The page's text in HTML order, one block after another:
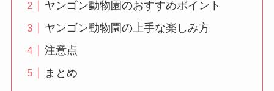
ヤンゴン動物園のおすすめポイント
ヤンゴン動物園の上手な楽しみ方
注意点
まとめ